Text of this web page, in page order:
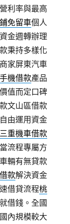
利率與最高
免留車個人
金週轉辦理
秉持多樣化
家屏東汽車
機借款產品
值而定口碑
文山區借款
由運用資金
三重機車借款
流程專屬方
輛有無貸款
款解決資金
借貸流程桃
借錢。全國
內規模較大